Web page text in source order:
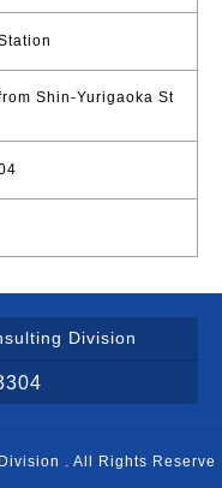
Shin-Yurigaoka St
Division
. All Rights Reserve